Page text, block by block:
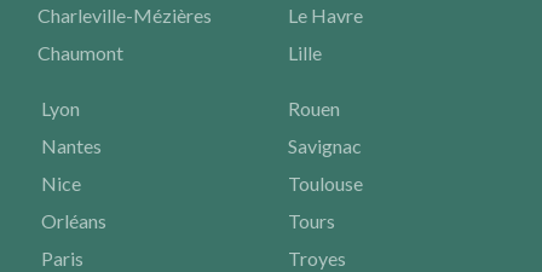
Charleville-Mézières
Chaumont
Le Havre
Lille
Lyon
Nantes
Nice
Orléans
Paris
Rouen
Savignac
Toulouse
Tours
Troyes